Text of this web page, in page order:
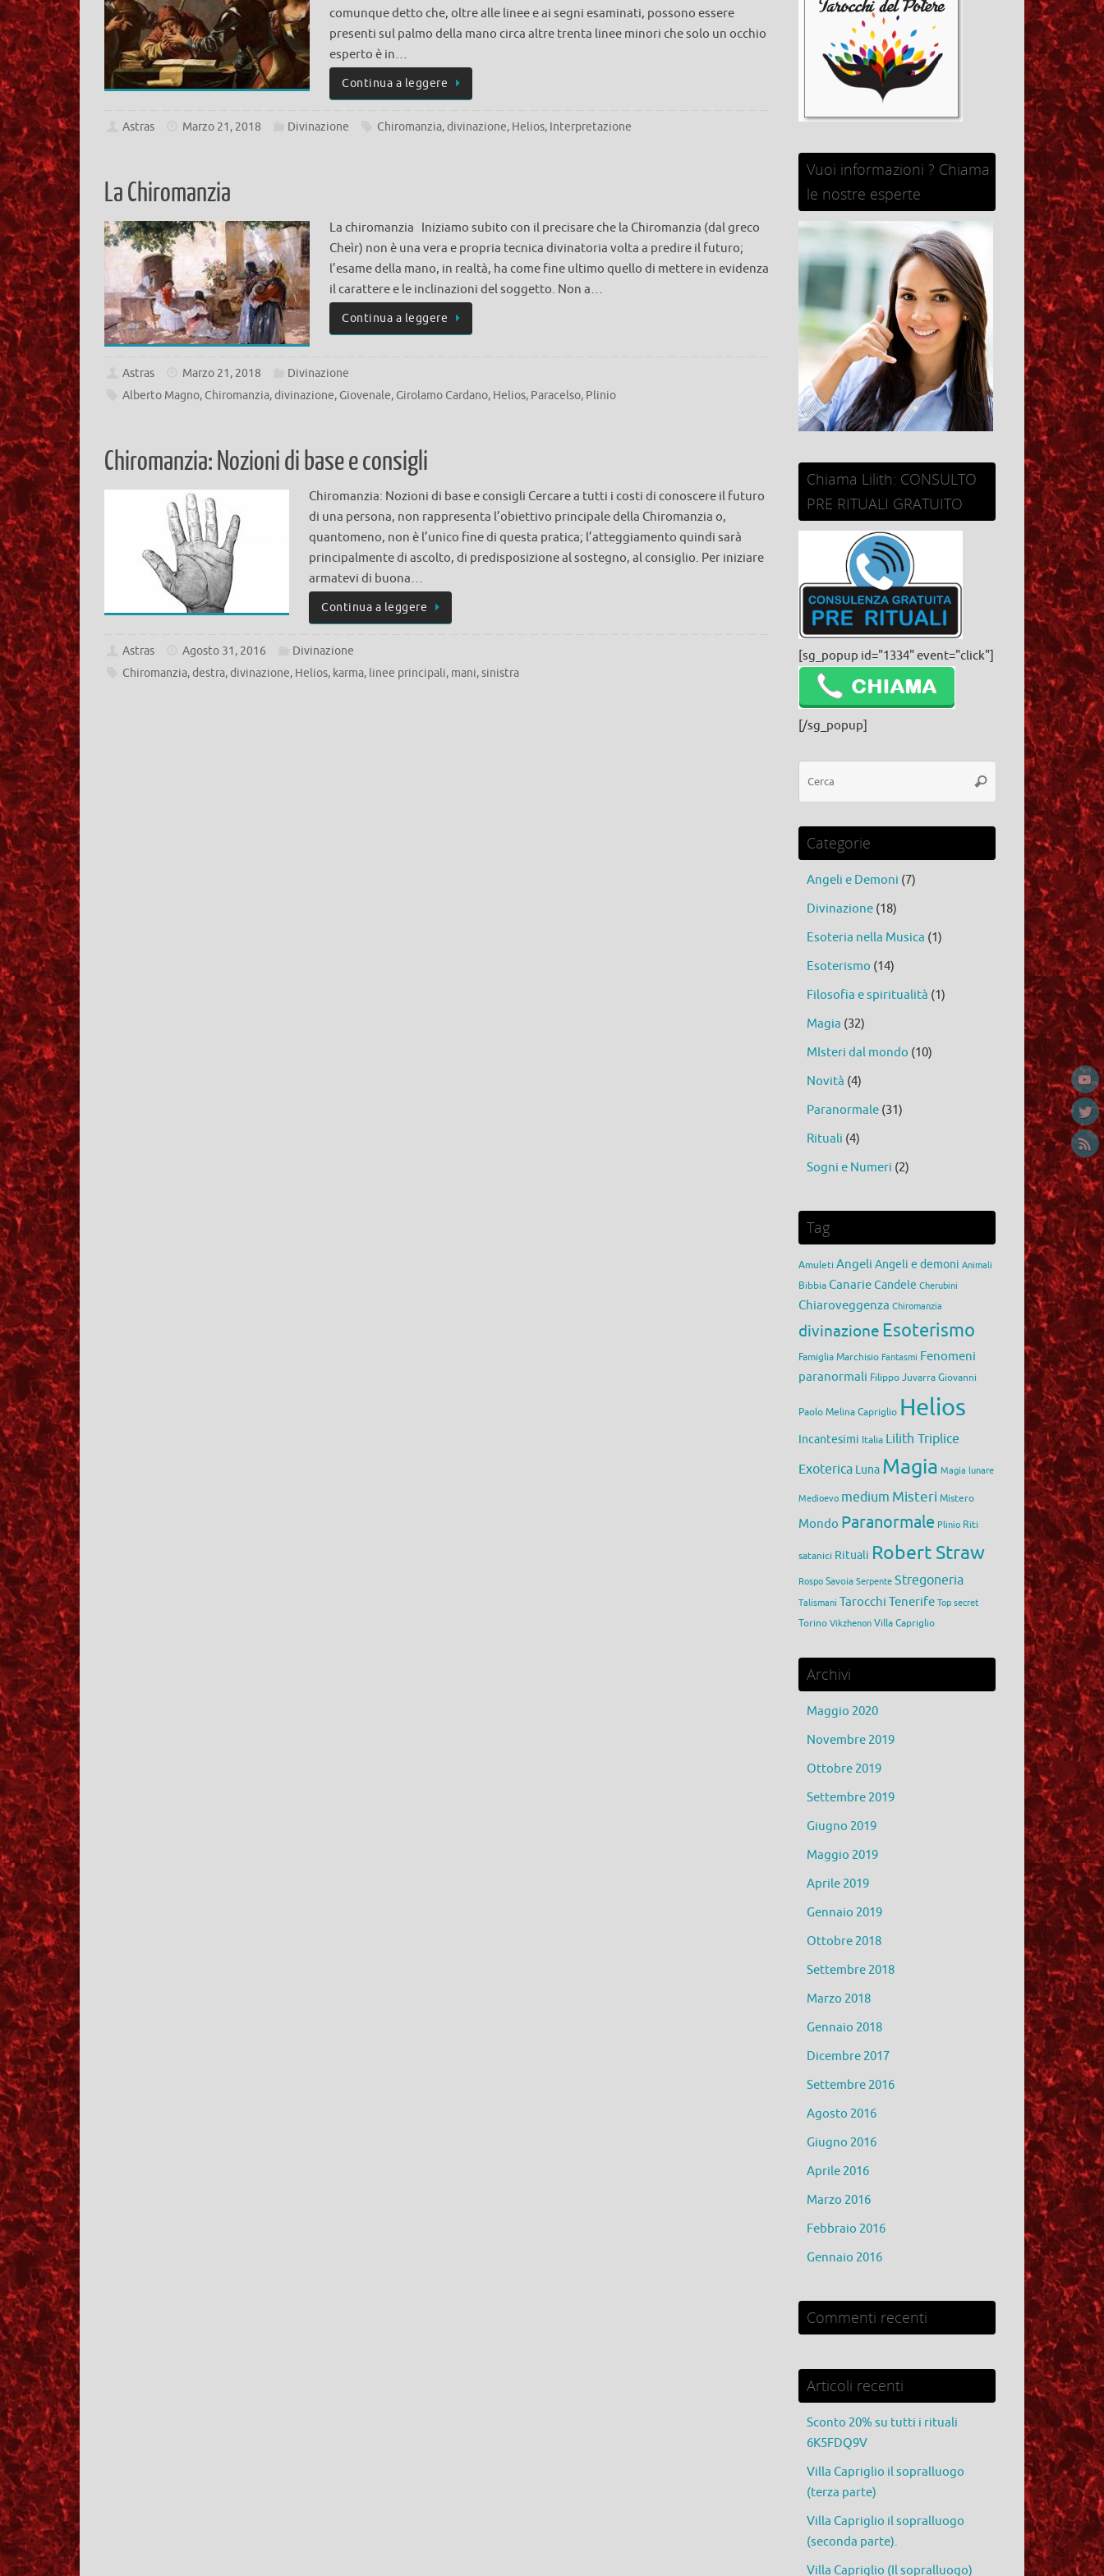
comunque detto che, oltre alle linee e ai segni esaminati, possono essere
presenti sul palmo della mano circa altre trenta linee minori che solo un occhio
esperto è in…
Continua a leggere
Astras Marzo 21, 2018 Divinazione Chiromanzia,divinazione, Helios, Interpretazione
La Chiromanzia
La chiromanzia Iniziamo subito con il precisare che la Chiromanzia (dal greco
Cheìr) non è una vera e propria tecnica divinatoria volta a predire il futuro;
l’esame della mano, in realtà, ha come fine ultimo quello di mettere in evidenza
il carattere e le inclinazioni del soggetto. Non a…
Continua a leggere
Astras Marzo 21, 2018
Divinazione
Alberto Magno, Chiromanzia,divinazione, Giovenale, Girolamo Cardano, Helios, Paracelso, Plinio
Chiromanzia: Nozioni di base e consigli
Chiromanzia: Nozioni di base e consigli Cercare a tutti i costi di conoscere il futuro
di una persona, non rappresenta l’obiettivo principale della Chiromanzia o,
quantomeno, non è l’unico fine di questa pratica; l’atteggiamento quindi sarà
principalmente di ascolto, di predisposizione al sostegno, al consiglio. Per iniziare
armatevi di buona…
Continua a leggere
Astras Agosto 31, 2016
Divinazione
Chiromanzia,destra,divinazione, Helios, karma, linee principali, mani,sinistra
Vuoi informazioni ? Chiama
le nostre esperte
Chiama Lilith: CONSULTO
PRE RITUALI GRATUITO
[sg_popup id="1334" event="click"]
[/sg_popup]
Cerca:
Cerca
Categorie
Angeli e Demoni (7)
Divinazione (18)
Esoteria nella Musica (1)
Esoterismo (14)
Filosofia e spiritualità (1)
Magia (32)
MIsteri dal mondo (10)
Novità (4)
Paranormale (31)
Rituali (4)
Sogni e Numeri (2)
Tag
Amuleti Angeli Angeli e demoni Animali
Bibbia CanarieCandele Cherubini
Chiaroveggenza Chiromanzia
divinazione Esoterismo
Famiglia Marchisio Fantasmi Fenomeni
paranormali Filippo JuvarraGiovanni
Paolo Melina Capriglio Helios
Incantesimi Italia Lilith Triplice
Exoterica Luna Magia Magia lunare
Medioevo medium Misteri Mistero
Mondo Paranormale Plinio Riti
satanici Rituali Robert Straw
Rospo Savoia Serpente Stregoneria
Talismani Tarocchi Tenerife Top secret
Torino Vikzhenon Villa Capriglio
Archivi
Maggio 2020
Novembre 2019
Ottobre 2019
Settembre 2019
Giugno 2019
Maggio 2019
Aprile 2019
Gennaio 2019
Ottobre 2018
Settembre 2018
Marzo 2018
Gennaio 2018
Dicembre 2017
Settembre 2016
Agosto 2016
Giugno 2016
Aprile 2016
Marzo 2016
Febbraio 2016
Gennaio 2016
Commenti recenti
Articoli recenti
Sconto 20% su tutti i rituali
6K5FDQ9V
Villa Capriglio il sopralluogo
(terza parte)
Villa Capriglio il sopralluogo
(seconda parte).
Villa Capriglio (Il sopralluogo)